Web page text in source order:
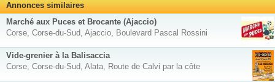
Annonces similaires
Marché aux Puces et Brocante (Ajaccio)
Corse, Corse-du-Sud, Ajaccio, Boulevard Pascal Rossini
Vide-grenier à la Balisaccia
Corse, Corse-du-Sud, Alata, Route de Calvi par la côte